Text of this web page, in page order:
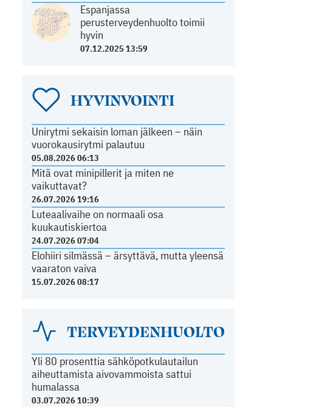
Espanjassa
perusterveydenhuolto toimii
hyvin
07.12.2025 13:59
HYVINVOINTI
Unirytmi sekaisin loman jälkeen – näin
vuorokausirytmi palautuu
05.08.2026 06:13
Mitä ovat minipillerit ja miten ne
vaikuttavat?
26.07.2026 19:16
Luteaalivaihe on normaali osa
kuukautiskiertoa
24.07.2026 07:04
Elohiiri silmässä – ärsyttävä, mutta yleensä
vaaraton vaiva
15.07.2026 08:17
TERVEYDENHUOLTO
Yli 80 prosenttia sähköpotkulautailun
aiheuttamista aivovammoista sattui
humalassa
03.07.2026 10:39